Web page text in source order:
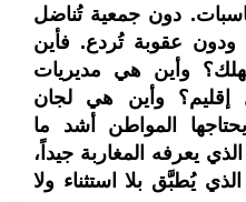
دون جمعية تُناضل
عقوبة تُردع. فأين
وأين هي مديريات
إقليم؟ وأين هي لجان
يحتاجها المواطن أشد ما
يعرفه المغاربة جيداً،
يُطبَّق بلا استثناء ولا